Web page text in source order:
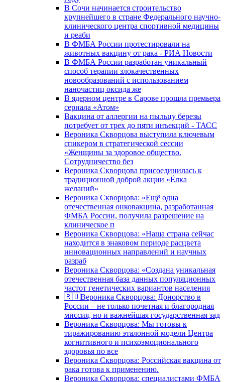
В Сочи начинается строительство
крупнейшего в стране Федерального научно-
клинического центра спортивной медицины
и реаби
В ФМБА России протестировали на
животных вакцину от рака - РИА Новости
В ФМБА России разработан уникальный
способ терапии злокачественных
новообразований с использованием
наночастиц оксида же
В ядерном центре в Сарове прошла премьера
сериала «Атом»
Вакцина от аллергии на пыльцу березы
потребует от трех до пяти инъекций - ТАСС
Вероника Скворцова выступила ключевым
спикером в стратегической сессии
«Женщины за здоровое общество.
Сотрудничество без
Вероника Скворцова присоединилась к
традиционной доброй акции «Ёлка
желаний»
Вероника Скворцова: «Ещё одна
отечественная онковакцина, разработанная
ФМБА России, получила разрешение на
клиническое п
Вероника Скворцова: «Наша страна сейчас
находится в знаковом периоде расцвета
инновационных направлений и научных
разраб
Вероника Скворцова: «Создана уникальная
отечественная база данных популяционных
частот генетических вариантов населения
🇷🇺Вероника Скворцова: Донорство в
России – не только почетная и благородная
миссия, но и важнейшая государственная зад
Вероника Скворцова: Мы готовы к
тиражированию эталонной модели Центра
когнитивного и психоэмоционального
здоровья по все
Вероника Скворцова: Российская вакцина от
рака готова к применению.
Вероника Скворцова: специалистами ФМБА